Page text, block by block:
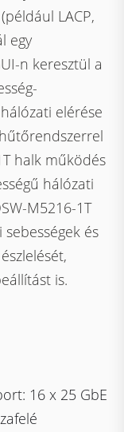
LACP,
egy
n keresztül a
elérése
halk működés
hálózati
M5216-1T
és
is.
16 x 25 GbE